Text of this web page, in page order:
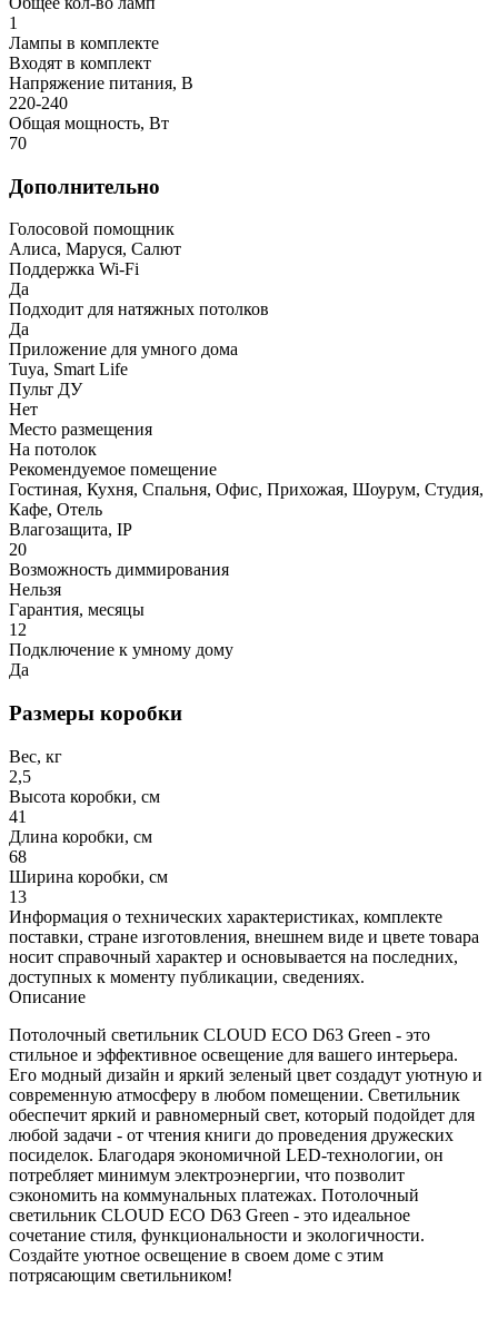
1
Лампы в комплекте
Входят в комплект
Напряжение питания, В
220-240
Общая мощность, Вт
70
Дополнительно
Голосовой помощник
Алиса, Маруся, Салют
Поддержка Wi-Fi
Да
Подходит для натяжных потолков
Да
Приложение для умного дома
Tuya, Smart Life
Пульт ДУ
Нет
Место размещения
На потолок
Рекомендуемое помещение
Гостиная, Кухня, Спальня, Офис, Прихожая, Шоурум, Студия,
Кафе, Отель
Влагозащита, IP
20
Возможность диммирования
Нельзя
Гарантия, месяцы
12
Подключение к умному дому
Да
Размеры коробки
Вес, кг
2,5
Высота коробки, см
41
Длина коробки, см
68
Ширина коробки, см
13
Информация о технических характеристиках, комплекте
поставки, стране изготовления, внешнем виде и цвете товара
носит справочный характер и основывается на последних,
доступных к моменту публикации, сведениях.
Описание
Потолочный светильник CLOUD ECO D63 Green - это
стильное и эффективное освещение для вашего интерьера.
Его модный дизайн и яркий зеленый цвет создадут уютную и
современную атмосферу в любом помещении. Светильник
обеспечит яркий и равномерный свет, который подойдет для
любой задачи - от чтения книги до проведения дружеских
посиделок. Благодаря экономичной LED-технологии, он
потребляет минимум электроэнергии, что позволит
сэкономить на коммунальных платежах. Потолочный
светильник CLOUD ECO D63 Green - это идеальное
сочетание стиля, функциональности и экологичности.
Создайте уютное освещение в своем доме с этим
потрясающим светильником!